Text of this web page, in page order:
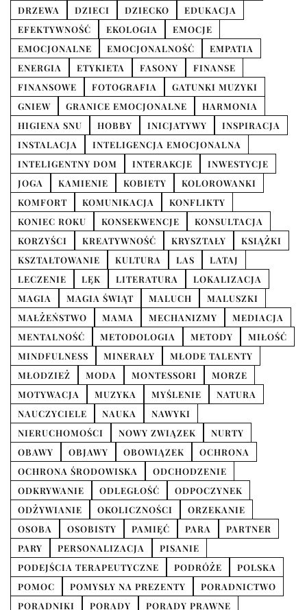
DRZEWA
DZIECI DZIECKO
EDUKACJA
EFEKTYWNOŚĆ
EKOLOGIA
EMOCJE
EMOCJONALNE
EMOCJONALNOŚĆ
EMPATIA
ENERGIA
ETYKIETA FASONY
FINANSE
FINANSOWE
FOTOGRAFIA
GATUNKI MUZYKI
GNIEW
GRANICE EMOCJONALNE
HARMONIA
HIGIENA SNU
HOBBY INICJATYWY
INSPIRACJA
INSTALACJA
INTELIGENCJA EMOCJONALNA
INTELIGENTNY DOM
INTERAKCJE
INWESTYCJE
JOGA
KAMIENIE KOBIETY
KOLOROWANKI
KOMFORT
KOMUNIKACJA
KONFLIKTY
KONIEC ROKU
KONSEKWENCJE
KONSULTACJA
KORZYŚCI
KREATYWNOŚĆ KRYSZTAŁY
KSIĄŻKI
KSZTAŁTOWANIE
KULTURA LAS
LATAJ
LECZENIE
LĘK LITERATURA
LOKALIZACJA
MAGIA
MAGIA ŚWIĄT MALUCH
MALUSZKI
MAŁŻEŃSTWO
MAMA MECHANIZMY
MEDIACJA
MENTALNOŚĆ
METODOLOGIA METODY
MIŁOŚĆ
MINDFULNESS
MINERAŁY
MŁODE TALENTY
MŁODZIEŻ
MODA MONTESSORI
MORZE
MOTYWACJA
MUZYKA MYŚLENIE
NATURA
NAUCZYCIELE
NAUKA
NAWYKI
NIERUCHOMOŚCI
NOWY ZWIĄZEK
NURTY
OBAWY
OBJAWY OBOWIĄZEK
OCHRONA
OCHRONA ŚRODOWISKA
ODCHODZENIE
ODKRYWANIE
ODLEGŁOŚĆ
ODPOCZYNEK
ODŻYWIANIE
OKOLICZNOŚCI
ORZEKANIE
OSOBA
OSOBISTY PAMIĘĆ PARA
PARTNER
PARY
PERSONALIZACJA
PISANIE
PODEJŚCIA TERAPEUTYCZNE
PODRÓŻE
POLSKA
POMOC
POMYSŁY NA PREZENTY
PORADNICTWO
PORADNIKI
PORADY PORADY PRAWNE